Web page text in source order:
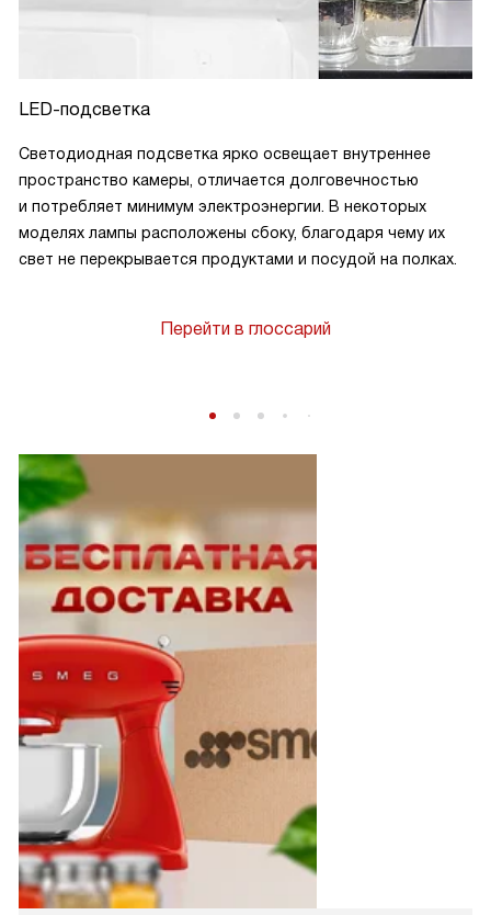
LED-подсветка
Светодиодная подсветка ярко освещает внутреннее
пространство камеры, отличается долговечностью
и потребляет минимум электроэнергии. В некоторых
моделях лампы расположены сбоку, благодаря чему их
свет не перекрывается продуктами и посудой на полках.
Перейти в глоссарий